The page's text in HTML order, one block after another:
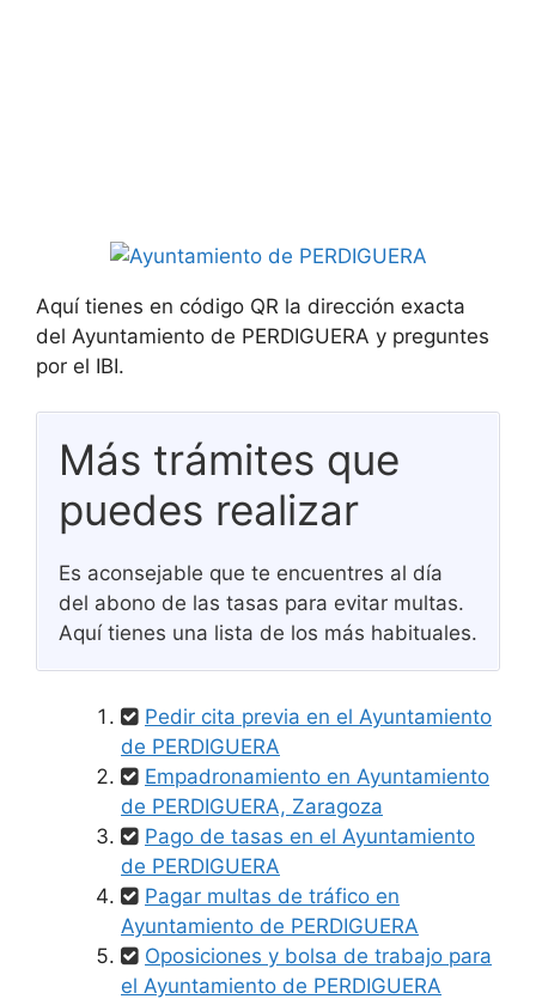
Aquí tienes en código QR la dirección exacta
del Ayuntamiento de PERDIGUERA y preguntes
por el IBI.
Más trámites que
puedes realizar
Es aconsejable que te encuentres al día
del abono de las tasas para evitar multas.
Aquí tienes una lista de los más habituales.
Pedir cita previa en el Ayuntamiento
de PERDIGUERA
Empadronamiento en Ayuntamiento
de PERDIGUERA, Zaragoza
Pago de tasas en el Ayuntamiento
de PERDIGUERA
Pagar multas de tráfico en
Ayuntamiento de PERDIGUERA
Oposiciones y bolsa de trabajo para
el Ayuntamiento de PERDIGUERA